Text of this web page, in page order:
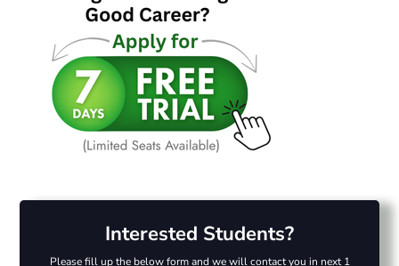
Interested Students?
Please fill up the below form and we will contact you in next 1